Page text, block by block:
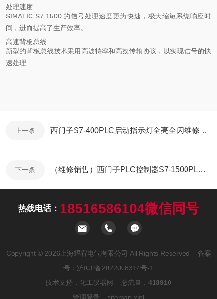
处理速度
SIMATIC S7-1500 的信号处理速度更为快速，极大缩短系统响应时
间，进而提高了生产效率。
高速背板总线
新型的背板总线技术采用高波特率和高效传输协议，以实现信号的快
速处理
上一条 西门子S7-400PLC启动指示灯全亮全闪维修解决方法
下一条 （维修销售）西门子PLC控制器S7-1500PLC上电面板不亮修理电话
热线电话： 18516586104微信同号
Copyright © 2026上海耀宥电气有限公司 All Rights Reserved 备案
号： 沪ICP备2022008314号-1
技术支持： 化工仪器网 总流量： 413910
管理登录
sitemap.xml